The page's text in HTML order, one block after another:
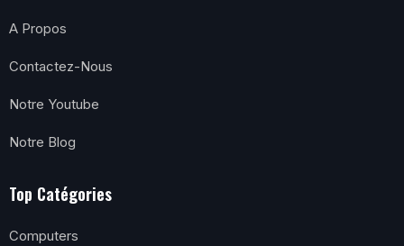
A Propos
Contactez-Nous
Notre Youtube
Notre Blog
Top Catégories
Computers